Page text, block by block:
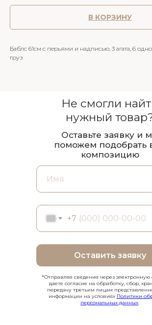
В КОРЗИНУ
Баблс 61см с перьями и надписью, 3 агата, 6
груз
+7
Оставить заявку
Не смогли
нужный
Оставьте заявку и
поможем подобрать
композицию
*Отправляя сведения через
даете согласие на обработку, сбор,
передачу третьим лицам
информации на условиях Политики
персональных данных.